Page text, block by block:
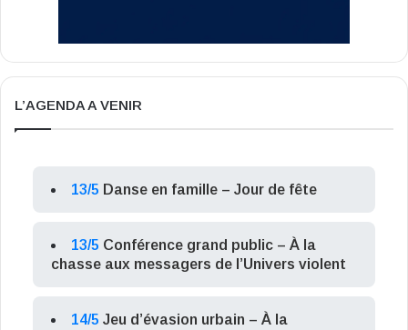
L’AGENDA A VENIR
13/5 Danse en famille – Jour de fête
13/5 Conférence grand public – À la
chasse aux messagers de l’Univers violent
14/5 Jeu d’évasion urbain – À la